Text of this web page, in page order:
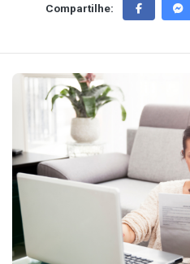
Compartilhe: